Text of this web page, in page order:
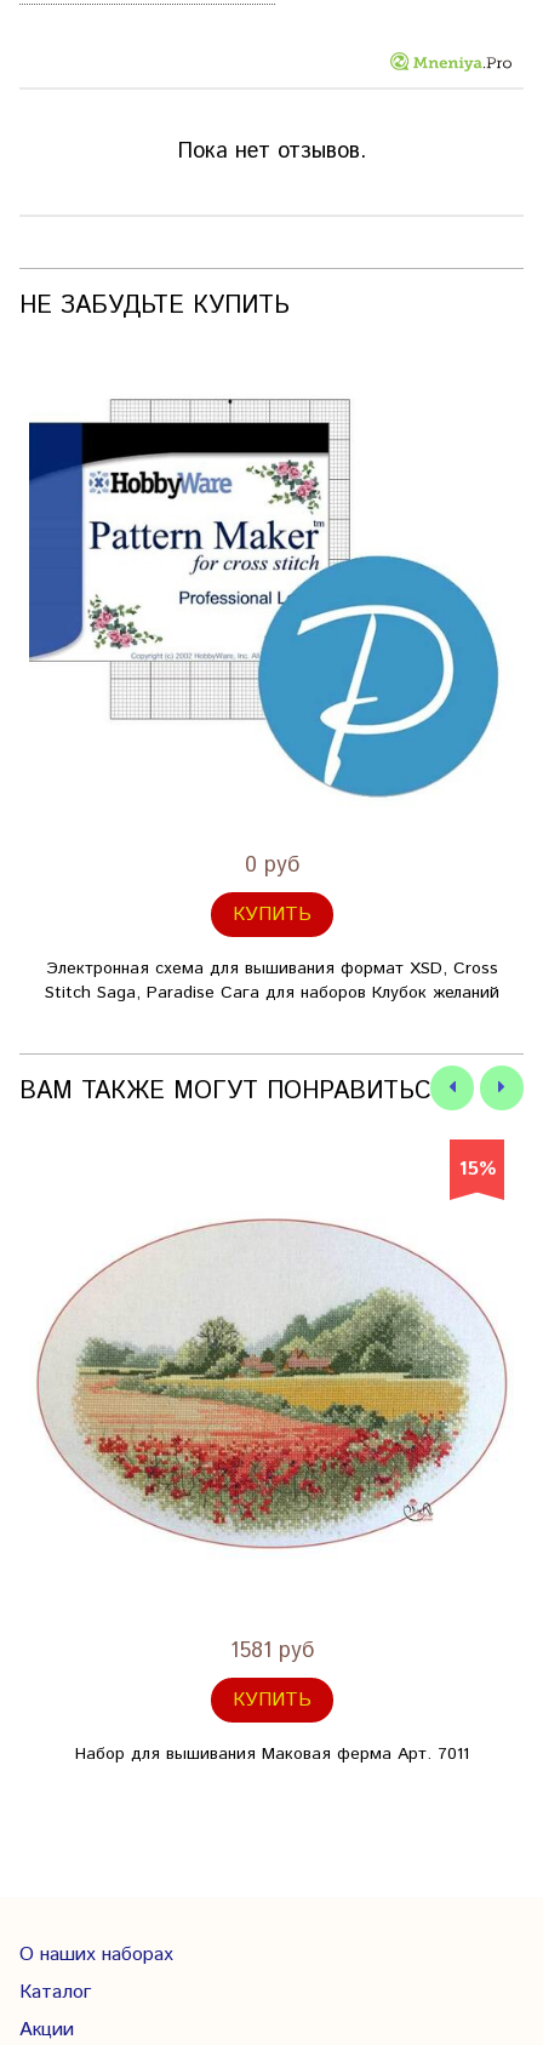
Пока нет отзывов.
НЕ ЗАБУДЬТЕ КУПИТЬ
0 руб
КУПИТЬ
Электронная схема для вышивания формат XSD, Cross
Stitch Saga, Paradise Сага для наборов Клубок желаний
ВАМ ТАКЖЕ МОГУТ ПОНРАВИТЬСЯ
15%
1581 руб
КУПИТЬ
Набор для вышивания Маковая ферма Арт. 7011
О наших наборах
Каталог
Акции